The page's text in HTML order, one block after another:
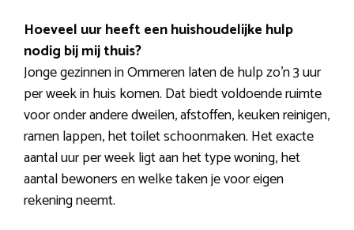
Hoeveel uur heeft een huishoudelijke hulp
nodig bij mij thuis?
Jonge gezinnen in Ommeren laten de hulp zo’n 3 uur
per week in huis komen. Dat biedt voldoende ruimte
voor onder andere dweilen, afstoffen, keuken reinigen,
ramen lappen, het toilet schoonmaken. Het exacte
aantal uur per week ligt aan het type woning, het
aantal bewoners en welke taken je voor eigen
rekening neemt.